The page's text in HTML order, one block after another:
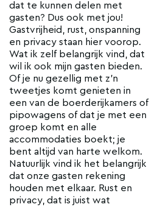
dat te kunnen delen met
gasten? Dus ook met jou!
Gastvrijheid, rust, onspanning
en privacy staan hier voorop.
Wat ik zelf belangrijk vind, dat
wil ik ook mijn gasten bieden.
Of je nu gezellig met z'n
tweetjes komt genieten in
een van de boerderijkamers of
pipowagens of dat je met een
groep komt en alle
accommodaties boekt; je
bent altijd van harte welkom.
Natuurlijk vind ik het belangrijk
dat onze gasten rekening
houden met elkaar. Rust en
privacy, dat is juist wat